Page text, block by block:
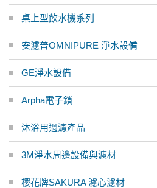
桌上型飲水機系列
安濾普OMNIPURE 淨水設備
GE淨水設備
Arpha電子鎖
沐浴用過濾產品
3M淨水周邊設備與濾材
櫻花牌SAKURA 濾心濾材